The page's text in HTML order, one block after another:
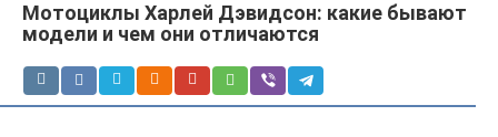
Мотоциклы Харлей Дэвидсон: какие бывают
модели и чем они отличаются